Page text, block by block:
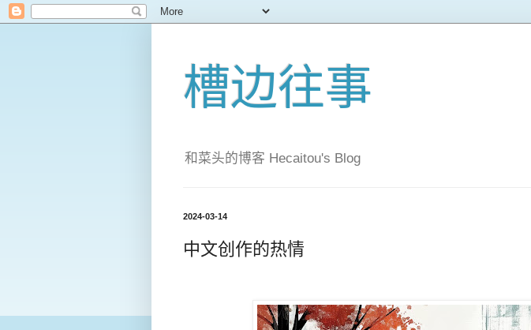
槽边往事
和菜头的博客 Hecaitou's Blog
2024-03-14
中文创作的热情